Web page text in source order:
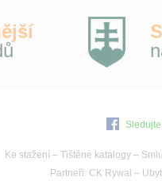
Ke stažení– Tištěné katalogy–
Partneři: CK Rywal –